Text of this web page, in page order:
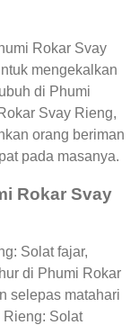
Rokar Svay
mengekalkan
di Phumi
Svay Rieng,
orang beriman
pada masanya.
Rokar Svay
Solat fajar,
di Phumi Rokar
selepas matahari
Rieng: Solat